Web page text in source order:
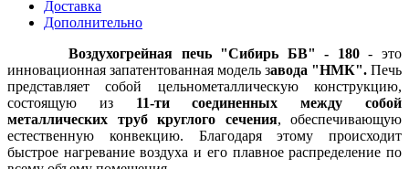
Доставка
Дополнительно
Воздухогрейная печь "Сибирь БВ" - 180- это
инновационная запатентованная модель завода "НМК". Печь
представляет собой цельнометаллическую конструкцию,
состоящую из 11-ти соединенных между собой
металлических труб круглого сечения, обеспечивающую
естественную конвекцию. Благодаря этому происходит
быстрое нагревание воздуха и его плавное распределение по